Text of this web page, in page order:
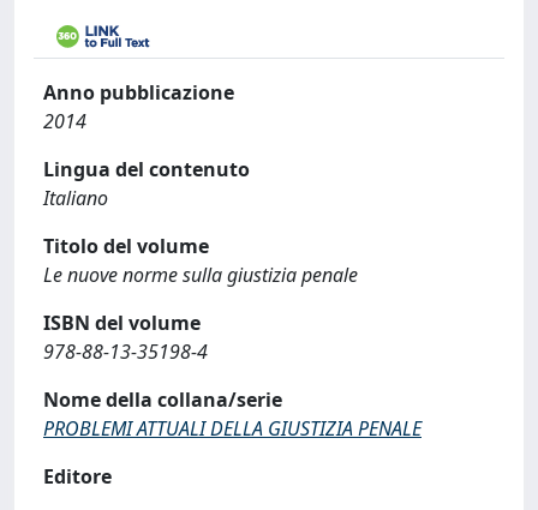
Anno pubblicazione
2014
Lingua del contenuto
Italiano
Titolo del volume
Le nuove norme sulla giustizia penale
ISBN del volume
978-88-13-35198-4
Nome della collana/serie
PROBLEMI ATTUALI DELLA GIUSTIZIA PENALE
Editore